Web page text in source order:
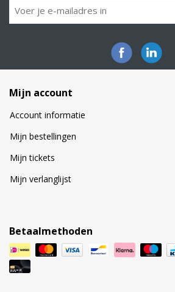
Mijn account
Account informatie
Mijn bestellingen
Mijn tickets
Mijn verlanglijst
Betaalmethoden